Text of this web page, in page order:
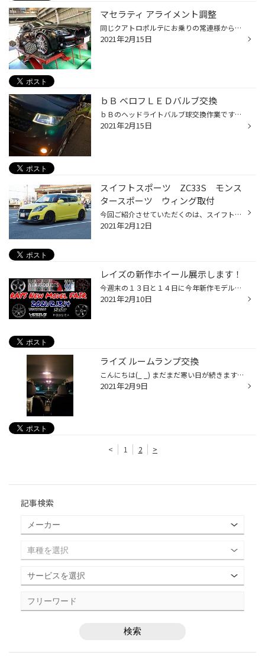
マセラティ アライメント調整
同じクアトロポルテにお乗りの常連様からご紹介 を受けたとの事でご連絡があり予定を組んでアラ イメント調整を実施しました☆ 車高調が装着されており全てが基準値とまではい きませんでしたができる範囲で左右合わせました♪ これでご安心してお乗りの頂けるとおもいます☆ (寺門) ＃タイヤ館アライ...
2021年2月15日
ｂＢ ベロフＬＥＤバルブ交換
ｂＢのヘッドライトバルブ球交換作業です☆彡 片側のみ切れていましたがＬＥＤバルブをオスス メさせてもらいまして交換になりました！ 商品は。。。 商品はベロフプレシャス・レイＺになります♬ 交換は通常のバルブと同じで付け替えるのみで完 成です☆ 純正色より白っぽくなり明るくもなりました♪ ...
2021年2月15日
スイフトスポーツ ZC33S モンス
タースポーツ ウィング取付
今回ご紹介させていただくのは、スイフトスポーツにリアウィングの取付のご紹介です。 今回取付したパーツは ・モンスタースポーツ MSEカーボンGTウィング デザインバランスと、空力性能の追求を、高次元で融合したウイングとなっています。 カーボン素材、独特の質感もとてもかっこいい商品となっ...
2021年2月12日
レイズの新作ホイール展示します！
今週末の１３日と１４日に今年新作モデルのレイズのホイールを 一挙展示致します！期間中にご成約いただいたお客様には 素敵なプレゼントをご用意していますので、 春先に向けてぜひぜひ、ご検討ください！ 展示は店内でしていますので、お気軽にご来店くださいね〜！
2021年2月10日
ライズ ルームランプ交換
こんにちは(_ _) まだまだ寒い日が続きますね〜(´-`) 今回の作業内容ですが、トヨタライズ(A200) のルームランプ交換になります。 純正のルームランプはハロゲン球がついており ちょっと薄暗いので、今はやりのLEDに交換 させて頂きました。 交換前です。 オレンジ色ぽくちょっとくらい印象ですね。...
2021年2月9日
< 1 2 >
記事検索